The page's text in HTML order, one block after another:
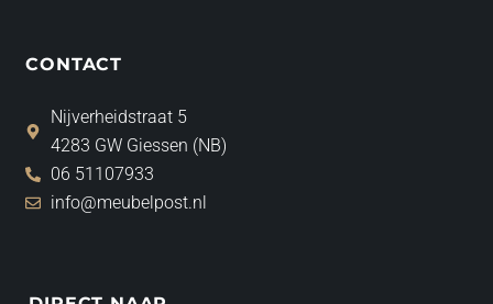
CONTACT
Nijverheidstraat 5
4283 GW Giessen (NB)
06 51107933
info@meubelpost.nl